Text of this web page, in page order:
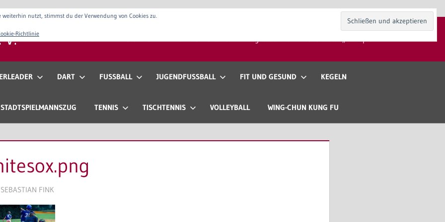
Verein Vorstand Anfahrt & Kontakt Mitgliedschaft Gaststätte „Zur Spieli“
DART FUSSBALL JUGENDFUSSBALL FIT UND GESUND KEGELN
STADTSPIELMANNSZUG TENNIS TISCHTENNIS VOLLEYBALL WING-CHUN KUNG FU
SEBASTIAN FINK
weiterhin nutzt, stimmst du der Verwendung von Cookies zu.
Richtlinie